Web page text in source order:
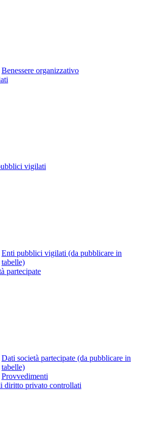
Benessere organizzativo
vigilati
Enti pubblici vigilati (da pubblicare in
tabelle)
partecipate
Dati società partecipate (da pubblicare in
tabelle)
Provvedimenti
diritto privato controllati